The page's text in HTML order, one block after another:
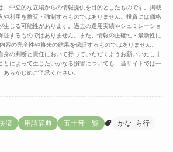
中立的な立場からの情報提供を目的としたものです。掲載
や利用を推奨・強制するものではありません。投資には価格
生じる可能性があります。過去の運用実績やシュミレーショ
証するものではありません。また、情報の正確性・最新性に
容の完全性や将来の結果を保証するものではありません。
身の判断と責任において行っていただくようお願いいたしま
とによって生じたいかなる損害についても、当サイトでは一
らかじめご了承ください。
済 用語辞典 五十音一覧 かな_ら行